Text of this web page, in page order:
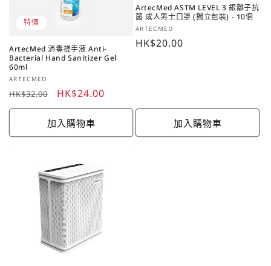
特價
ArtecMed 消毒搓手液 Anti-
Bacterial Hand Sanitizer Gel
60ml
廠
商：
ARTECMED
定
價
HK$32.00
售
價
HK$24.00
加入購物車
ArtecMed ASTM LEVEL 3 銀離子抗
菌 成人男士口罩 (獨立包裝) - 10個
廠
商：
ARTECMED
定
HK$20.00
加入購物車